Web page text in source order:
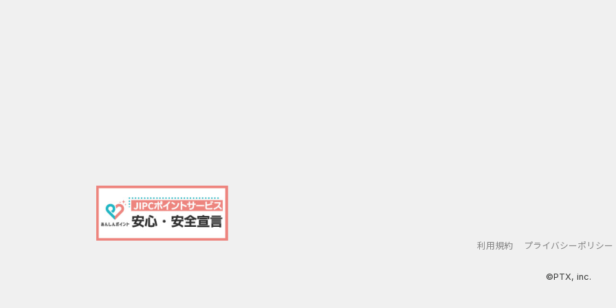
利用規約 プライバシーポリシー
©PTX, inc.